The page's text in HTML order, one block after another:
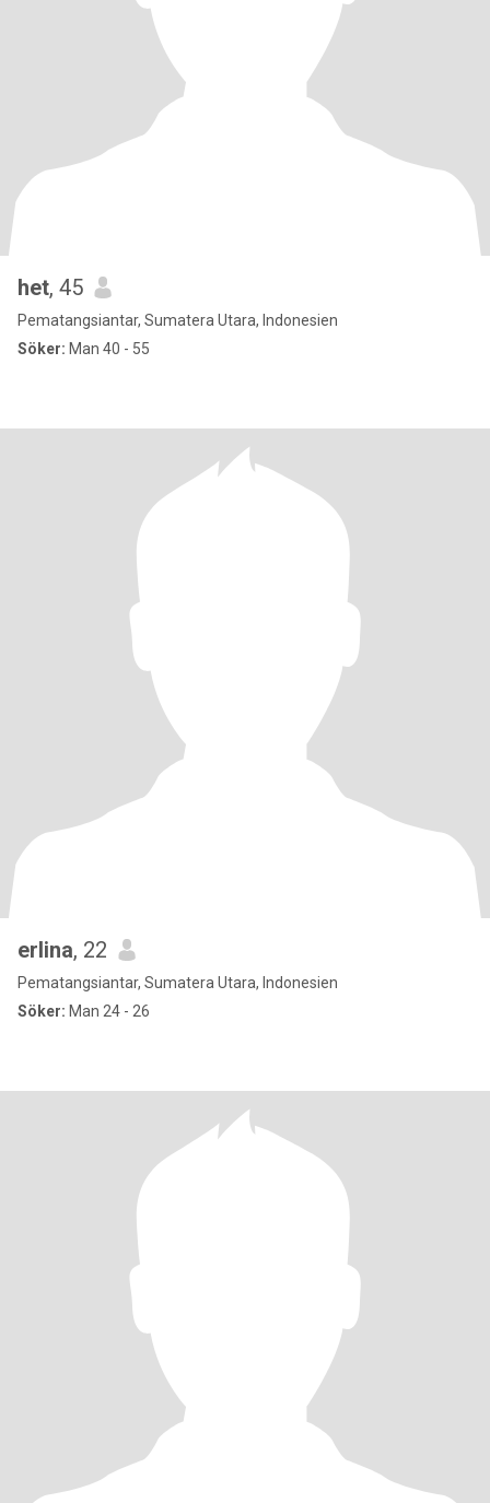
het, 45
Pematangsiantar, Sumatera Utara, Indonesien
Söker: Man 40 - 55
erlina, 22
Pematangsiantar, Sumatera Utara, Indonesien
Söker: Man 24 - 26